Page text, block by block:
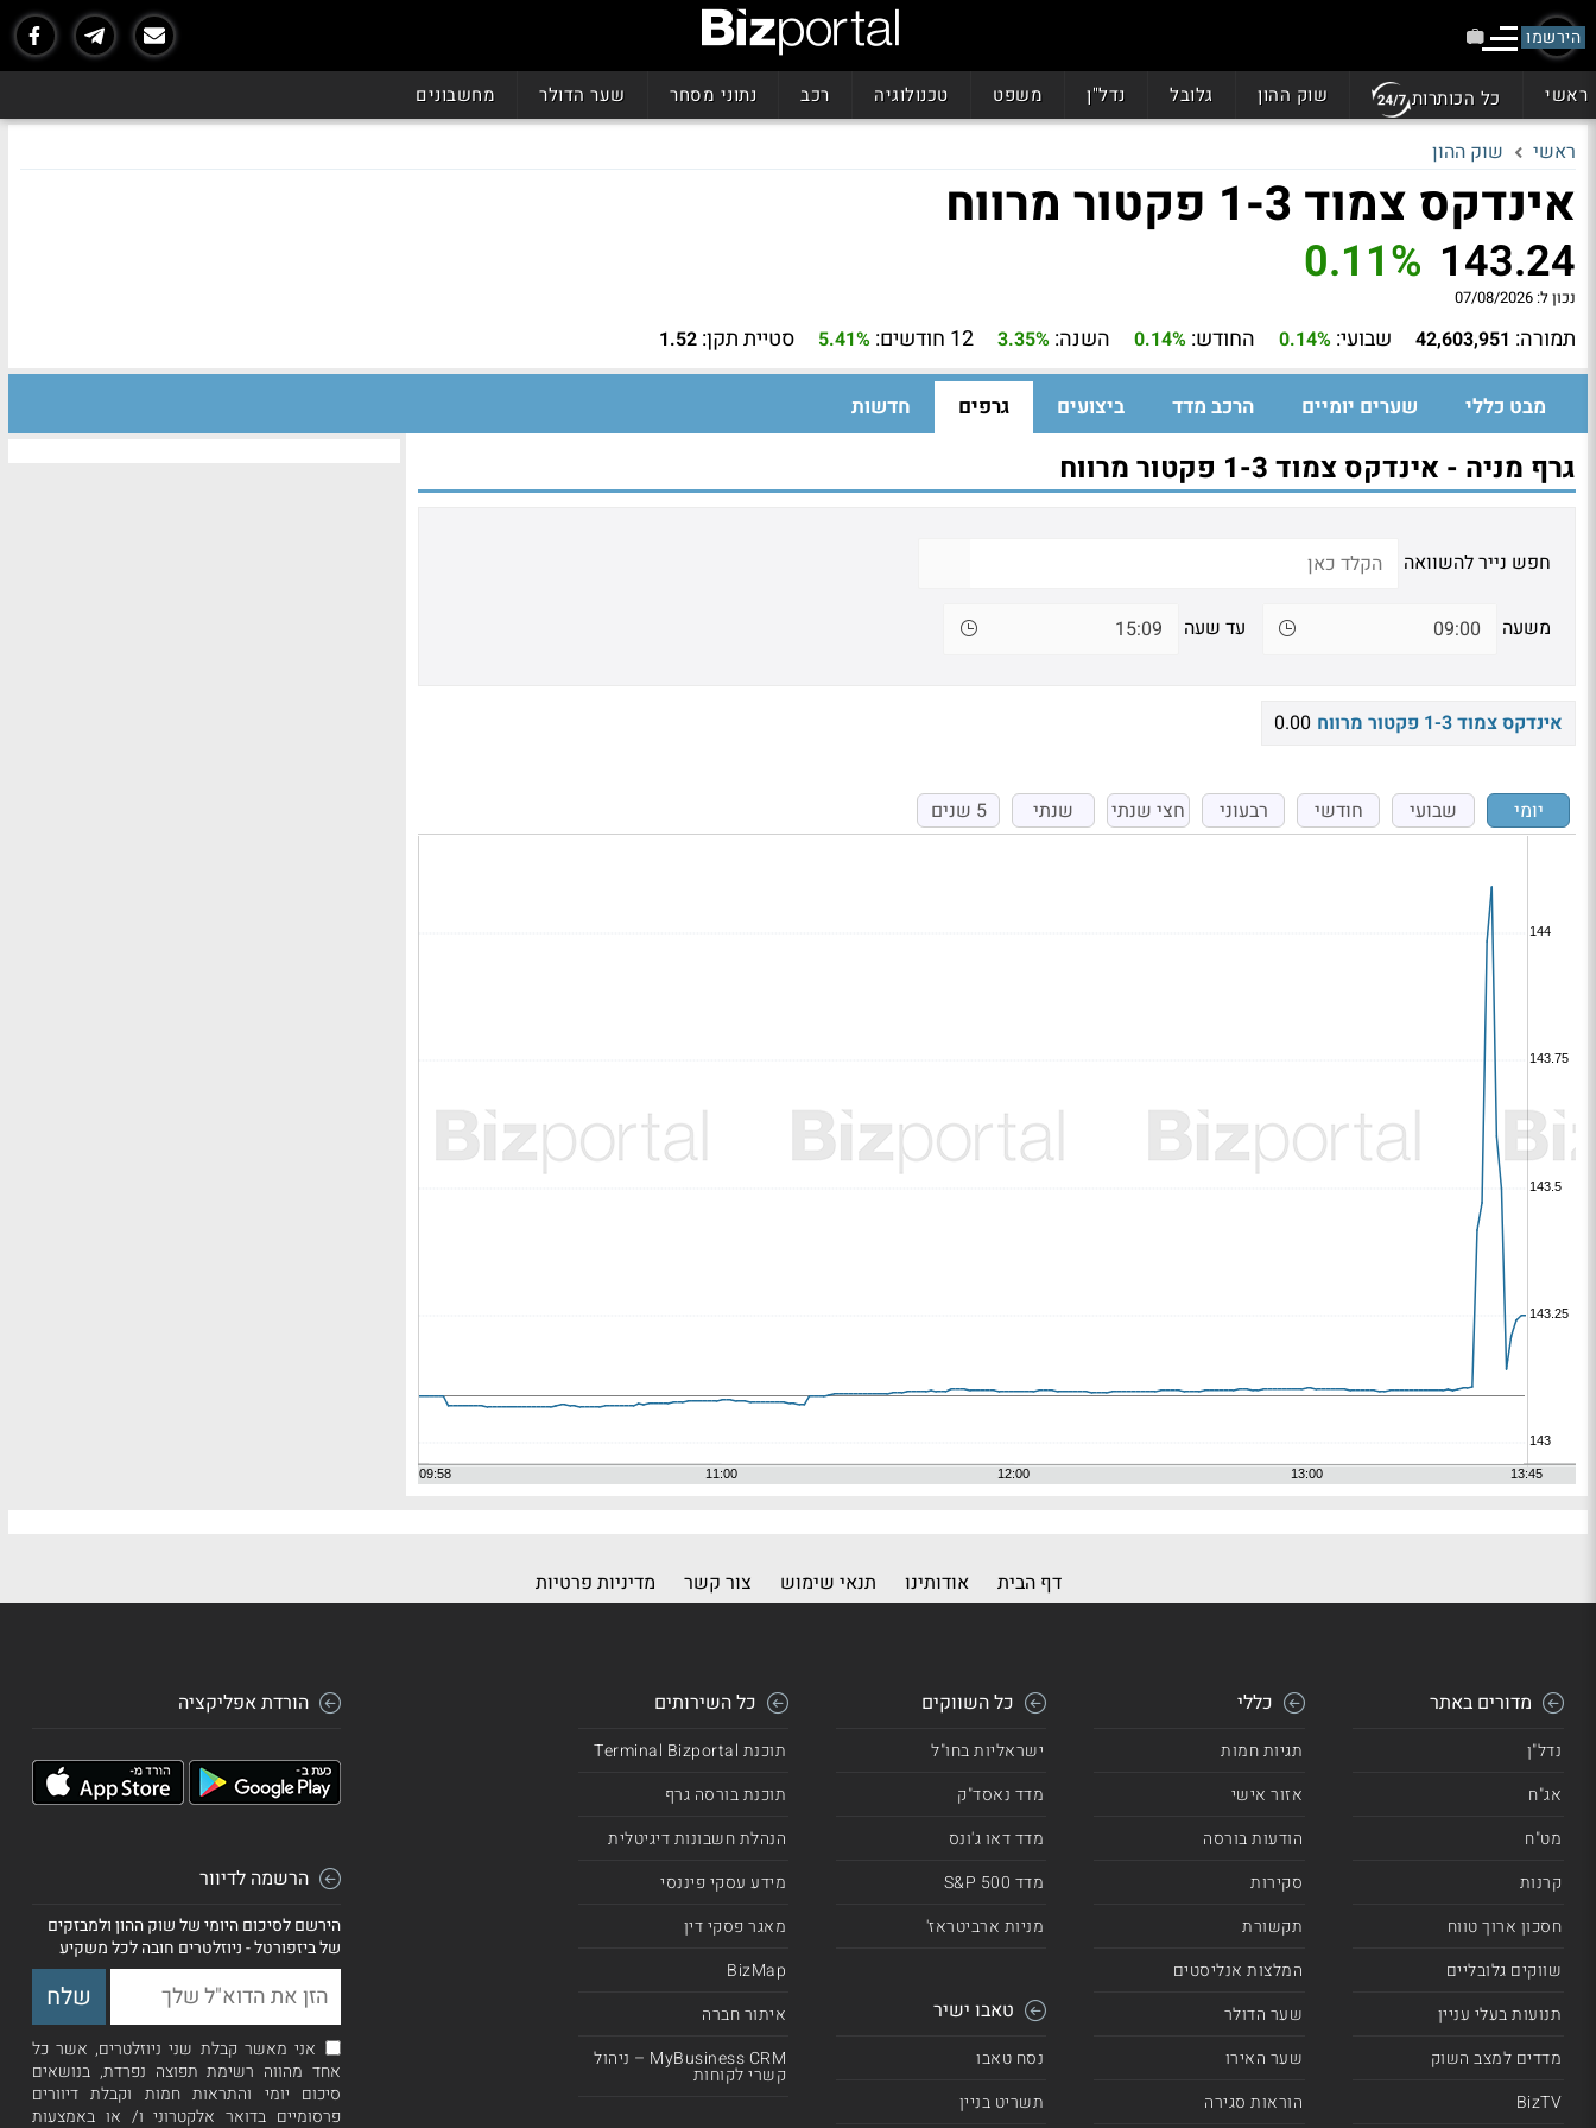
הירשמו
ראשי כל הכותרות שוק ההון גלובל נדל"ן משפט טכנולוגיה רכב נתוני מסחר שער הדולר מחשבונים
ראשי שוק ההון
אינדקס צמוד 1-3 פקטור מרווח
143.24
0.11%
נכון ל: 07/08/2026
תמורה: 42,603,951 שבועי: 0.14% החודש: 0.14% השנה: 3.35% 12 חודשים: 5.41% סטיית תקן: 1.52
מבט כללי שערים יומיים הרכב מדד ביצועים גרפים חדשות
גרף מניה - אינדקס צמוד 1-3 פקטור מרווח
חפש נייר להשוואה
משעה עד שעה
אינדקס צמוד 1-3 פקטור מרווח 0.00
יומי שבועי חודשי רבעוני חצי שנתי שנתי 5 שנים
דף הבית אודותינו תנאי שימוש צור קשר מדיניות פרטיות
מדורים באתר
נדל"ן
אג"ח
מט"ח
קרנות
חסכון ארוך טווח
שווקים גלובליים
תנועות בעלי עניין
מדדים למצב השוק
BizTV
כללי
תגיות חמות
אזור אישי
הודעות בורסה
סקירות
תקשורת
המלצות אנליסטים
שער הדולר
שער האירו
הוראות סגירה
כל השווקים
ישראליות בחו"ל
מדד נאסד"ק
מדד דאו ג'ונס
מדד 500 S&P
מניות ארביטראז'
טאבו ישיר
נסח טאבו
תשריט בניין
כל השירותים
תוכנת Terminal Bizportal
תוכנת בורסה גרף
הנהלת חשבונות דיגיטלית
מידע עסקי פיננסי
מאגר פסקי דין
BizMap
איתור חברה
MyBusiness CRM – ניהול
קשרי לקוחות
הורדת אפליקציה
הרשמה לדיוור
הירשם לסיכום היומי של שוק ההון ולמבזקים
של ביזפורטל - ניוזלטרים חובה לכל משקיע
אני מאשר קבלת שני ניוזלטרים, אשר כל
אחד מהווה רשימת תפוצה נפרדת, בנושאים
סיכום יומי והתראות חמות וקבלת דיוורים
פרסומיים בדואר אלקטרוני ו/ או באמצעות